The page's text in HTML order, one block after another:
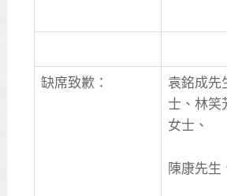
缺席致歉：
袁銘成先
士、林笑
女士、
陳康先生